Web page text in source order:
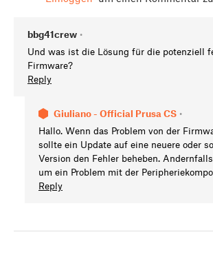
bbg41crew •
Und was ist die Lösung für die potenziell
Firmware?
Reply
Giuliano - Official Prusa CS •
Hallo. Wenn das Problem von der
sollte ein Update auf eine neuere oder
Version den Fehler beheben.
um ein Problem mit der
Reply